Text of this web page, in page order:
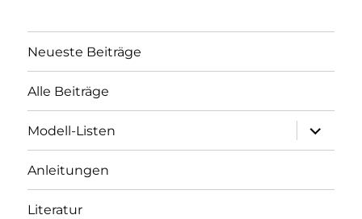
Neueste Beiträge
Alle Beiträge
Modell-Listen
öffnen
Anleitungen
Literatur